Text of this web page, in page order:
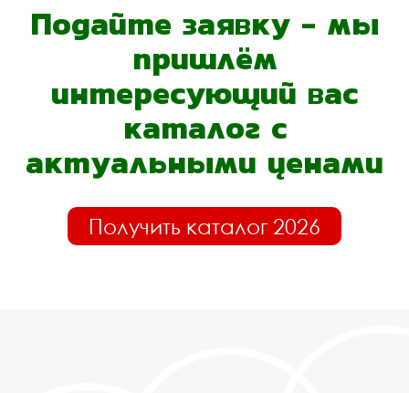
Подайте заявку - мы
пришлём
интересующий вас
каталог с
актуальными ценами
Получить каталог 2026